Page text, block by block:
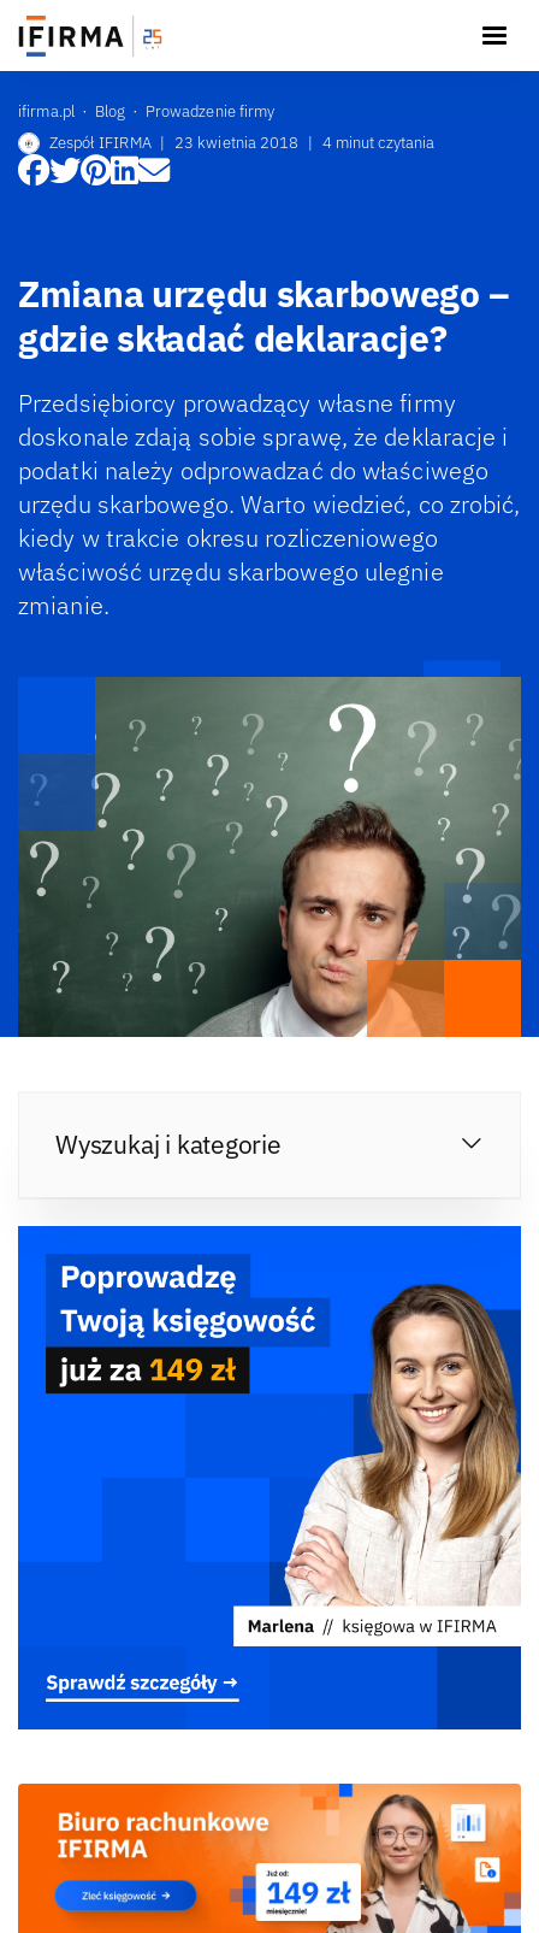
ifirma.pl Blog
Prowadzenie firmy
Zespół IFIRMA | 23 kwietnia 2018 | 4 minut czytania
Zmiana urzędu skarbowego –
gdzie składać deklaracje?
Przedsiębiorcy prowadzący własne firmy
doskonale zdają sobie sprawę, że deklaracje i
podatki należy odprowadzać do właściwego
urzędu skarbowego. Warto wiedzieć, co zrobić,
kiedy w trakcie okresu rozliczeniowego
właściwość urzędu skarbowego ulegnie
zmianie.
Wyszukaj i kategorie